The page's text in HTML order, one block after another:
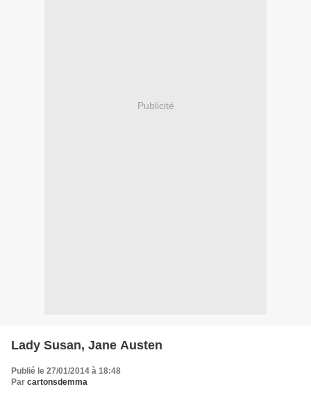
Publicité
Lady Susan, Jane Austen
Publié le 27/01/2014 à 18:48
Par cartonsdemma